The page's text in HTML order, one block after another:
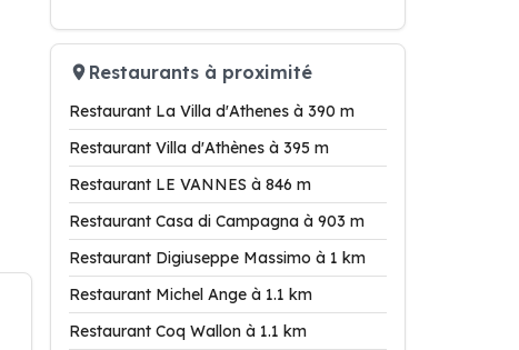
Restaurants à proximité
Restaurant La Villa d'Athenes à 390 m
Restaurant Villa d'Athènes à 395 m
Restaurant LE VANNES à 846 m
Restaurant Casa di Campagna à 903 m
Restaurant Digiuseppe Massimo à 1 km
Restaurant Michel Ange à 1.1 km
Restaurant Coq Wallon à 1.1 km